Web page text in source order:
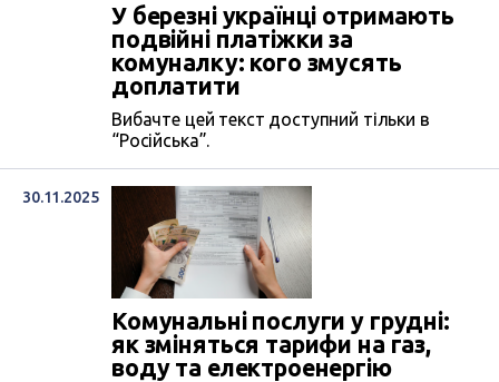
У березні українці отримають
подвійні платіжки за
комуналку: кого змусять
доплатити
Вибачте цей текст доступний тільки в
“Російська”.
30.11.2025
Комунальні послуги у грудні:
як зміняться тарифи на газ,
воду та електроенергію